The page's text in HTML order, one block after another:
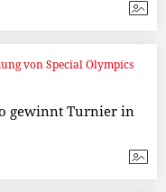
von Special Olympics
gewinnt Turnier in